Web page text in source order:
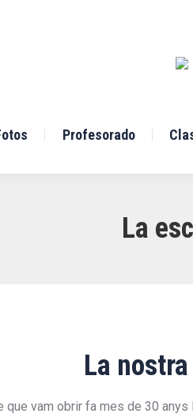
Profesorado
La
La
vam obrir fa mes de 30